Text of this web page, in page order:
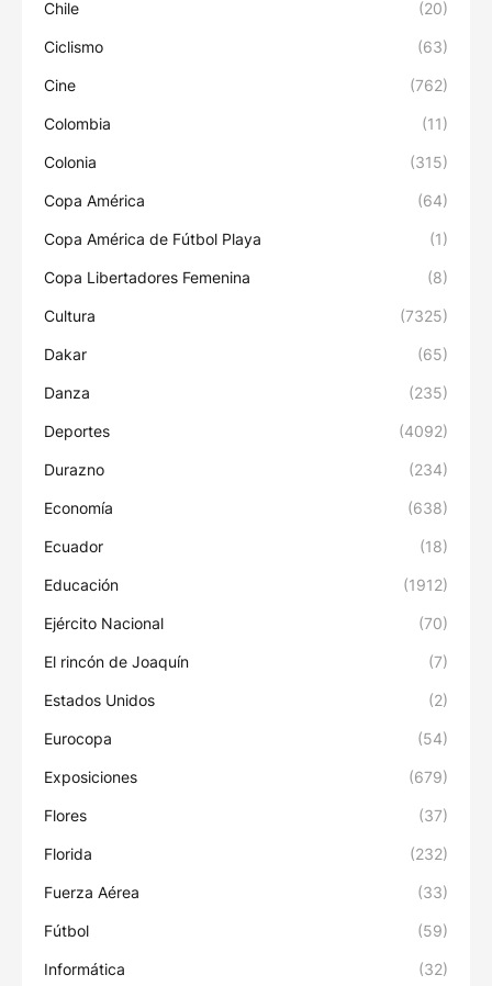
Chile (20)
Ciclismo (63)
Cine (762)
Colombia (11)
Colonia (315)
Copa América (64)
Copa América de Fútbol Playa (1)
Copa Libertadores Femenina (8)
Cultura (7325)
Dakar (65)
Danza (235)
Deportes (4092)
Durazno (234)
Economía (638)
Ecuador (18)
Educación (1912)
Ejército Nacional (70)
El rincón de Joaquín (7)
Estados Unidos (2)
Eurocopa (54)
Exposiciones (679)
Flores (37)
Florida (232)
Fuerza Aérea (33)
Fútbol (59)
Informática (32)